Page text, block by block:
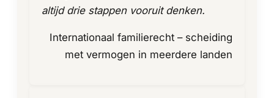
altijd drie stappen vooruit denken.
Internationaal familierecht – scheiding
met vermogen in meerdere landen